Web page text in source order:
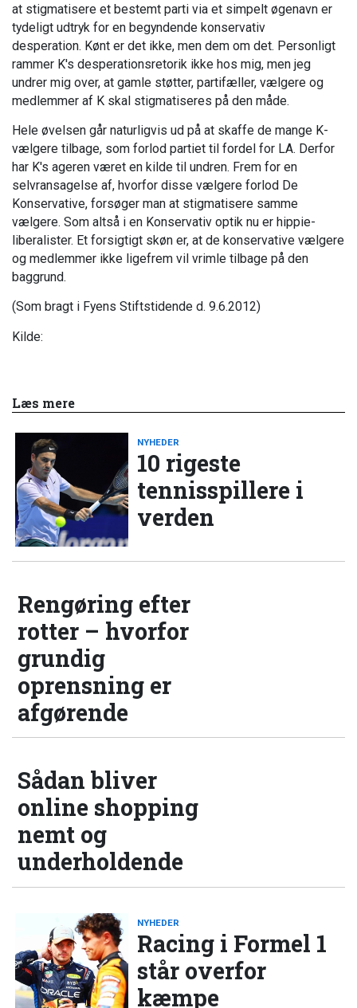
at stigmatisere et bestemt parti via et simpelt øgenavn er
tydeligt udtryk for en begyndende konservativ
desperation. Kønt er det ikke, men dem om det. Personligt
rammer K's desperationsretorik ikke hos mig, men jeg
undrer mig over, at gamle støtter, partifæller, vælgere og
medlemmer af K skal stigmatiseres på den måde.
Hele øvelsen går naturligvis ud på at skaffe de mange K-
vælgere tilbage, som forlod partiet til fordel for LA. Derfor
har K's ageren været en kilde til undren. Frem for en
selvransagelse af, hvorfor disse vælgere forlod De
Konservative, forsøger man at stigmatisere samme
vælgere. Som altså i en Konservativ optik nu er hippie-
liberalister. Et forsigtigt skøn er, at de konservative vælgere
og medlemmer ikke ligefrem vil vrimle tilbage på den
baggrund.
(Som bragt i Fyens Stiftstidende d. 9.6.2012)
Kilde:
Læs mere
NYHEDER
10 rigeste
tennisspillere i
verden
Rengøring efter
rotter – hvorfor
grundig
oprensning er
afgørende
Sådan bliver
online shopping
nemt og
underholdende
NYHEDER
Racing i Formel 1
står overfor
kæmpe